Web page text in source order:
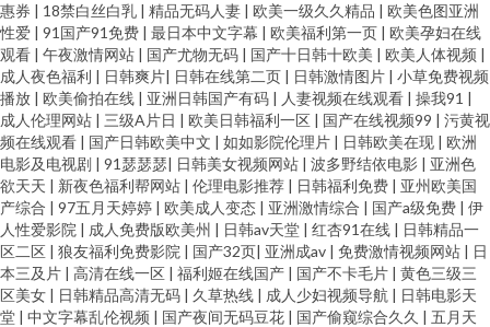
惠券 | 18禁白丝白乳 | 精品无码人妻 | 欧美一级久久精品 | 欧美色图亚洲
性爱 | 91国产91免费 | 最日本中文字幕 | 欧美福利第一页 | 欧美孕妇在线
观看 | 午夜激情网站 | 国产尤物无码 | 国产十日韩十欧美 | 欧美人体视频 |
成人夜色福利 | 日韩爽片| 日韩在线第二页 | 日韩激情图片 | 小草免费视频
播放 | 欧美偷拍在线 | 亚洲日韩国产有码 | 人妻视频在线观看 | 操我91 |
成人伦理网站 | 三级A片日 | 欧美日韩福利一区 | 国产在线视频99 | 污黄视
频在线观看 | 国产日韩欧美中文 | 如如影院伦理片 | 日韩欧美在现 | 欧洲
电影及电视剧 | 91瑟瑟瑟| 日韩美女视频网站 | 波多野结依电影 | 亚洲色
欲天天 | 新夜色福利帮网站 | 伦理电影推荐 | 日韩福利免费 | 亚州欧美国
产综合 | 97五月天婷婷 | 欧美成人变态 | 亚洲激情综合 | 国产a级免费 | 伊
人性爱影院 | 成人免费版欧美州 | 日韩av天堂 | 红杏91在线 | 日韩精品一
区二区 | 狼友福利免费影院 | 国产32页| 亚洲成av | 免费激情视频网站 | 日
本三及片 | 高清在线一区 | 福利姬在线国产 | 国产不卡毛片 | 黄色三级三
区美女 | 日韩精品高清无码 | 久草热线 | 成人少妇视频导航 | 日韩电影天
堂 | 中文字幕乱伦视频 | 国产夜间无码豆花 | 国产偷窥综合久久 | 五月天